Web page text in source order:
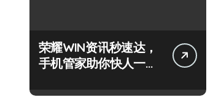
荣耀WIN资讯秒速达，
手机管家助你快人一步